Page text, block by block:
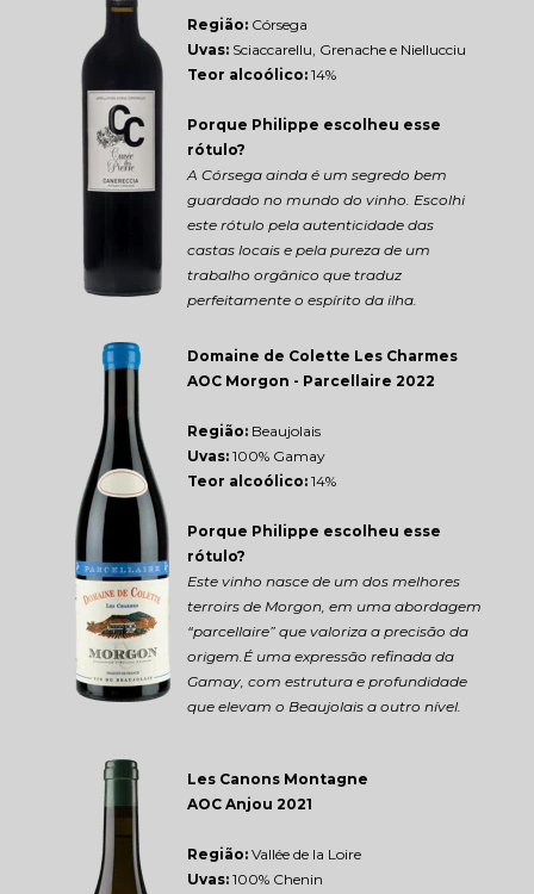
Domaine de Colette Les Charmes
AOC Morgon - Parcellaire 2022
Região: Beaujolais
Uvas: 100% Gamay
Teor alcoólico: 14%
Porque Philippe escolheu esse
rótulo?
Este vinho nasce de um dos melhores
terroirs de Morgon, em uma abordagem
“parcellaire” que valoriza a precisão da
origem.É uma expressão refinada da
Gamay, com estrutura e profundidade
que elevam o Beaujolais a outro nível.
Les Canons Montagne
AOC Anjou 2021
Região: Vallée de la Loire
Uvas: 100% Chenin
Região: Córsega
Uvas: Sciaccarellu, Grenache e Niellucciu
Teor alcoólico: 14%
Porque Philippe escolheu esse
rótulo?
A Córsega ainda é um segredo bem
guardado no mundo do vinho. Escolhi
este rótulo pela autenticidade das
castas locais e pela pureza de um
trabalho orgânico que traduz
perfeitamente o espírito da ilha.